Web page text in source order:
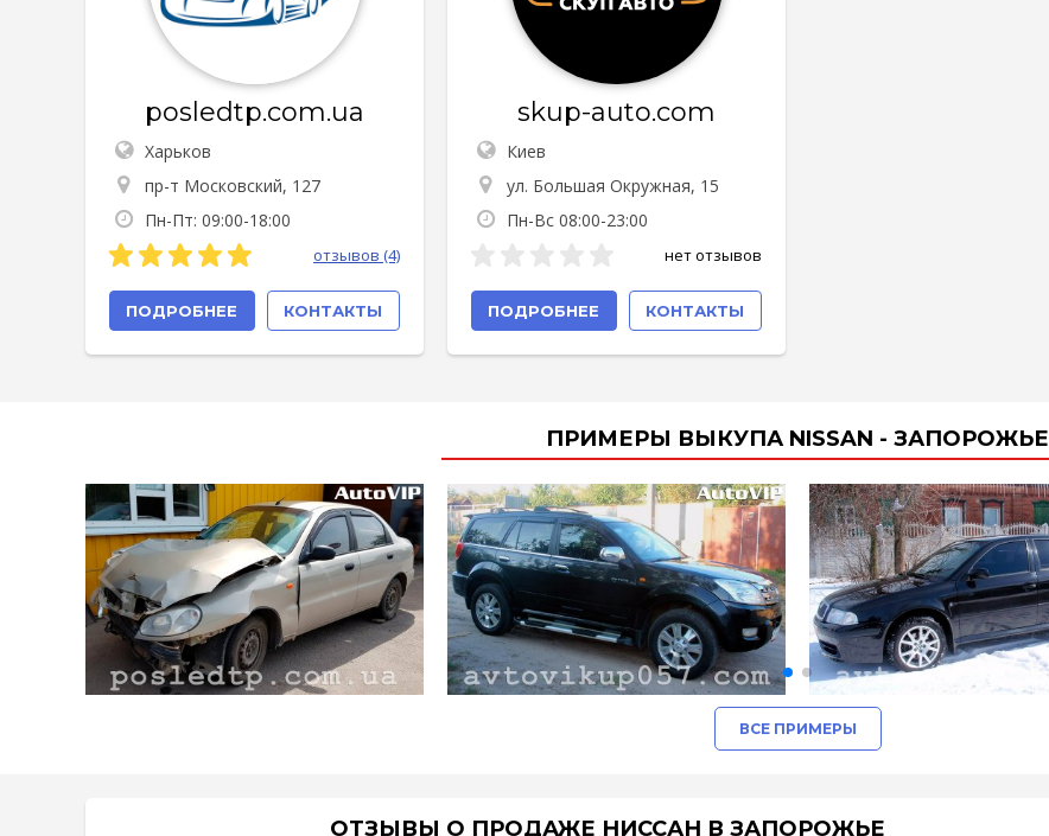
posledtp.com.ua
Харьков
пр-т Московский, 127
Пн-Пт: 09:00-18:00
отзывов (4)
ПОДРОБНЕЕ КОНТАКТЫ
skup-auto.com
Киев
ул. Большая Окружная, 15
Пн-Вс 08:00-23:00
нет отзывов
ПОДРОБНЕЕ КОНТАКТЫ
ПРИМЕРЫ ВЫКУПА NISSAN - ЗАПОРОЖЬЕ
ВСЕ ПРИМЕРЫ
ОТЗЫВЫ О ПРОДАЖЕ НИССАН В ЗАПОРОЖЬЕ